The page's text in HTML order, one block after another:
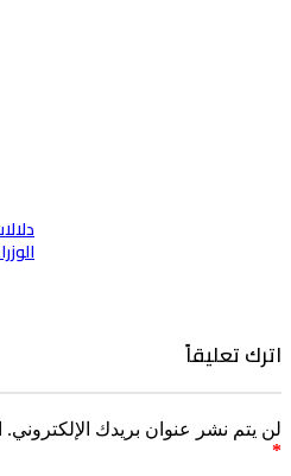
اترك تعليقاً
لن يتم نشر عنوان بريدك الإلكتروني.
*